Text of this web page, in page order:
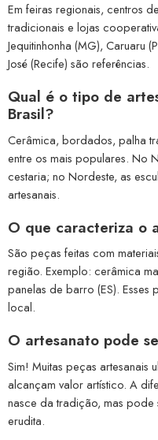
Em feiras regionais, centros
tradicionais e lojas
Jequitinhonha (MG), Caruaru
José (Recife) são referências.
Qual é o tipo de
Brasil?
Cerâmica, bordados, palha
entre os mais populares. No
cestaria; no Nordeste, as
artesanais.
O que caracteriza o
São peças feitas com
região. Exemplo: cerâmica
panelas de barro (ES). Esses
local.
O artesanato pode
Sim! Muitas peças artesanais
alcançam valor artístico. A
nasce da tradição, mas pode
erudita.